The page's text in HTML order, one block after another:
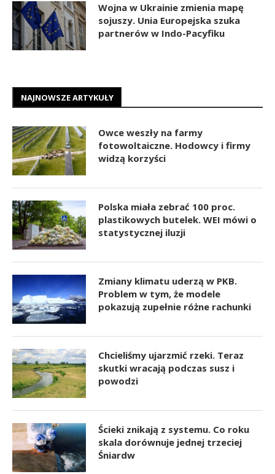
Wojna w Ukrainie zmienia mapę
sojuszy. Unia Europejska szuka
partnerów w Indo-Pacyfiku
NAJNOWSZE ARTYKUŁY
Owce weszły na farmy
fotowoltaiczne. Hodowcy i firmy
widzą korzyści
Polska miała zebrać 100 proc.
plastikowych butelek. WEI mówi o
statystycznej iluzji
Zmiany klimatu uderzą w PKB.
Problem w tym, że modele
pokazują zupełnie różne rachunki
Chcieliśmy ujarzmić rzeki. Teraz
skutki wracają podczas susz i
powodzi
Ścieki znikają z systemu. Co roku
skala dorównuje jednej trzeciej
Śniardw